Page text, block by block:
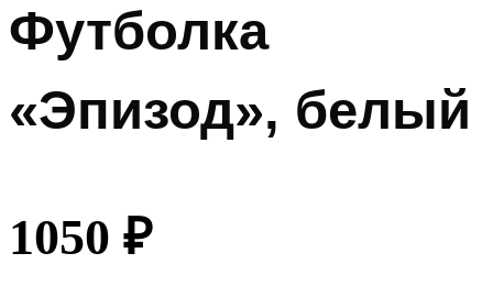
Футболка
«Эпизод», белый
1050 ₽